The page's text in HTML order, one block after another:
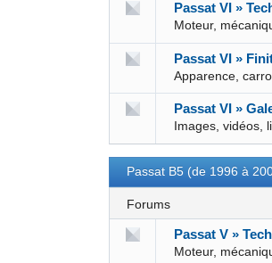
Passat VI »
Moteur,
Passat VI »
Apparence,
Passat VI »
Images, vidéos,
Passat B5 (de 1996 à
Forums
Passat V »
Moteur,